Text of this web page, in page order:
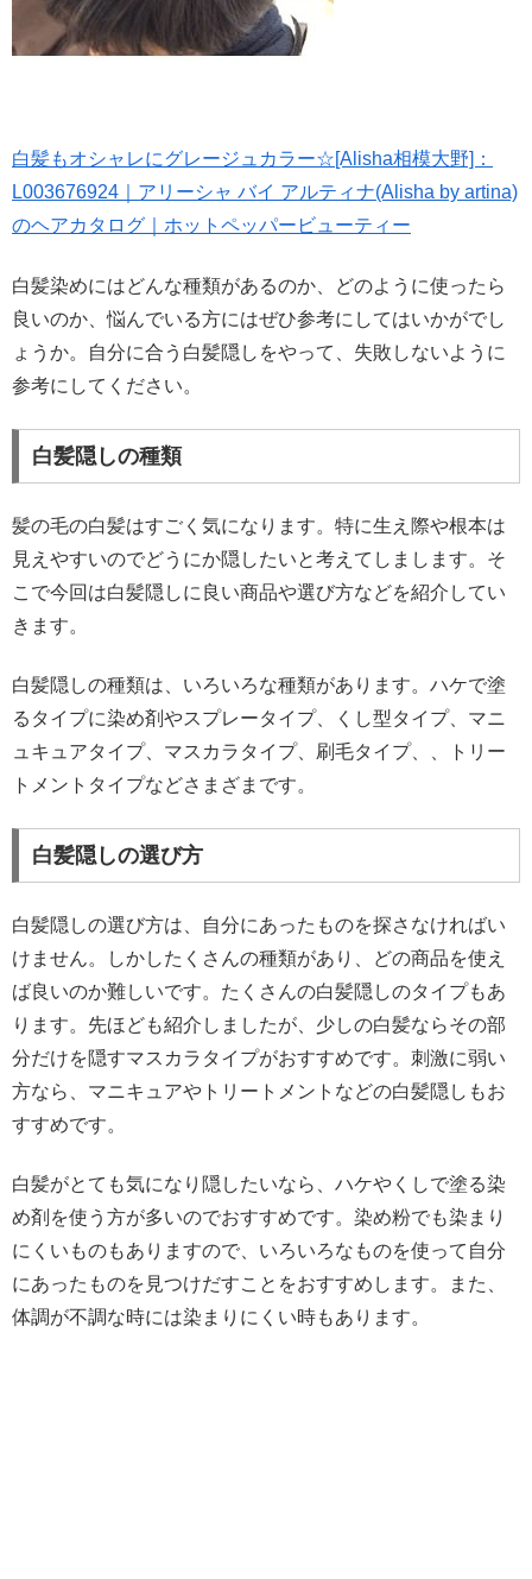
白髪もオシャレにグレージュカラー☆[Alisha相模大野]：
L003676924｜アリーシャ バイ アルティナ(Alisha by artina)
のヘアカタログ｜ホットペッパービューティー
白髪染めにはどんな種類があるのか、どのように使ったら
良いのか、悩んでいる方にはぜひ参考にしてはいかがでし
ょうか。自分に合う白髪隠しをやって、失敗しないように
参考にしてください。
白髪隠しの種類
髪の毛の白髪はすごく気になります。特に生え際や根本は
見えやすいのでどうにか隠したいと考えてしまします。そ
こで今回は白髪隠しに良い商品や選び方などを紹介してい
きます。
白髪隠しの種類は、いろいろな種類があります。ハケで塗
るタイプに染め剤やスプレータイプ、くし型タイプ、マニ
ュキュアタイプ、マスカラタイプ、刷毛タイプ、、トリー
トメントタイプなどさまざまです。
白髪隠しの選び方
白髪隠しの選び方は、自分にあったものを探さなければい
けません。しかしたくさんの種類があり、どの商品を使え
ば良いのか難しいです。たくさんの白髪隠しのタイプもあ
ります。先ほども紹介しましたが、少しの白髪ならその部
分だけを隠すマスカラタイプがおすすめです。刺激に弱い
方なら、マニキュアやトリートメントなどの白髪隠しもお
すすめです。
白髪がとても気になり隠したいなら、ハケやくしで塗る染
め剤を使う方が多いのでおすすめです。染め粉でも染まり
にくいものもありますので、いろいろなものを使って自分
にあったものを見つけだすことをおすすめします。また、
体調が不調な時には染まりにくい時もあります。